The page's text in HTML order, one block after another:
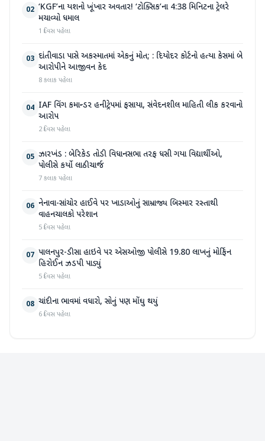
02 ‘KGF’ના યશનો ખૂંખાર અવતાર! ‘ટોક્સિક’ના 4:38 મિનિટના ટ્રેલરે
મચાવ્યો ધમાલ
1 દિવસ પહેલા
03 દાંતીવાડા પાસે અકસ્માતમાં એકનું મોત; : દિયોદર કોર્ટનો હત્યા કેસમાં બે
આરોપીને આજીવન કેદ
8 કલાક પહેલા
04 IAF વિંગ કમાન્ડર હનીટ્રેપમાં ફસાયા, સંવેદનશીલ માહિતી લીક કરવાનો
આરોપ
2 દિવસ પહેલા
05 ઝારખંડ : બેરિકેડ તોડી વિધાનસભા તરફ ધસી ગયા વિદ્યાર્થીઓ,
પોલીસે કર્યો લાઠીચાર્જ
7 કલાક પહેલા
06 નેનાવા-સાંચોર હાઈવે પર ખાડાઓનું સામ્રાજ્ય બિસ્માર રસ્તાથી
વાહનચાલકો પરેશાન
5 દિવસ પહેલા
07 પાલનપુર-ડીસા હાઇવે પર એસઓજી પોલીસે 19.80 લાખનું મોર્ફિન
હિરોઈન ઝડપી પાડ્યું
5 દિવસ પહેલા
08 ચાંદીના ભાવમાં વધારો, સોનું પણ મોંઘુ થયું
6 દિવસ પહેલા